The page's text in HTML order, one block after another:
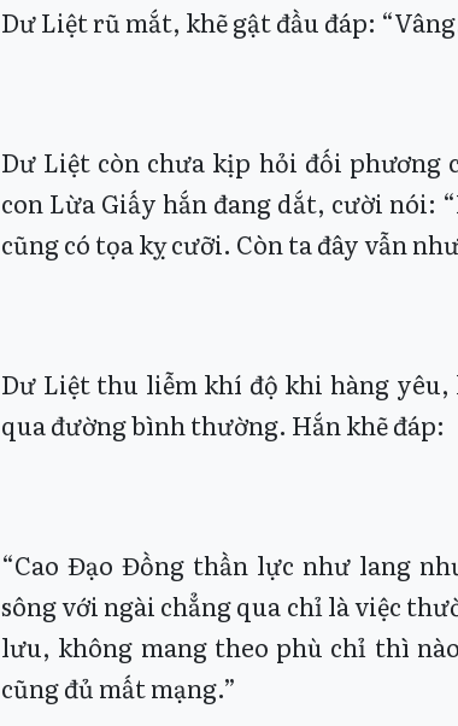
Dư Liệt rũ mắt, khẽ gật đầu đáp:
Dư Liệt còn chưa kịp hỏi đối phương
con Lừa Giấy hắn đang dắt, cười nói:
cũng có tọa kỵ cưỡi. Còn ta đây vẫn
Dư Liệt thu liễm khí độ khi hàng
qua đường bình thường. Hắn khẽ đáp:
“Cao Đạo Đồng thần lực như lang
sông với ngài chẳng qua chỉ là việc
lưu, không mang theo phù chỉ thì
cũng đủ mất mạng.”